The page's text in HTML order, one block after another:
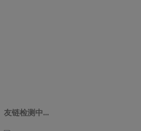
友链检测中...